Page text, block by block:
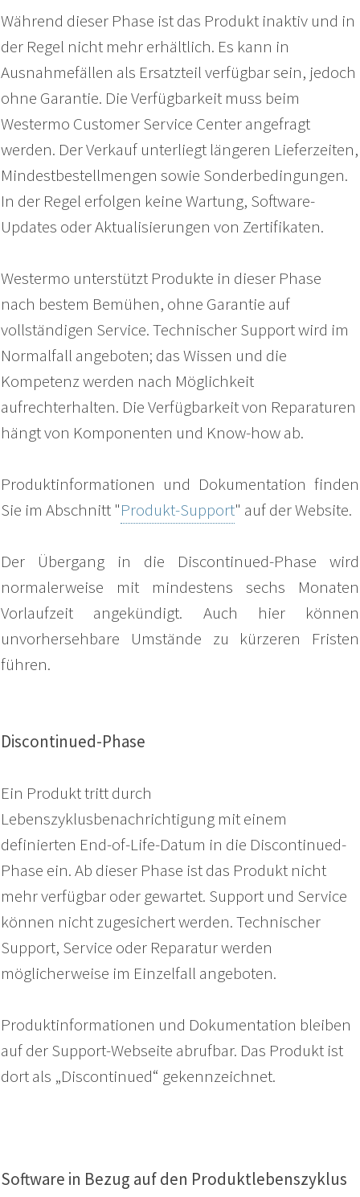
Während dieser Phase ist das Produkt inaktiv und in
der Regel nicht mehr erhältlich. Es kann in
Ausnahmefällen als Ersatzteil verfügbar sein, jedoch
ohne Garantie. Die Verfügbarkeit muss beim
Westermo Customer Service Center angefragt
werden. Der Verkauf unterliegt längeren Lieferzeiten,
Mindestbestellmengen sowie Sonderbedingungen.
In der Regel erfolgen keine Wartung, Software-
Updates oder Aktualisierungen von Zertifikaten.
Westermo unterstützt Produkte in dieser Phase
nach bestem Bemühen, ohne Garantie auf
vollständigen Service. Technischer Support wird im
Normalfall angeboten; das Wissen und die
Kompetenz werden nach Möglichkeit
aufrechterhalten. Die Verfügbarkeit von Reparaturen
hängt von Komponenten und Know-how ab.
Produktinformationen und Dokumentation finden
Sie im Abschnitt "Produkt-Support" auf der Website.
Der Übergang in die Discontinued-Phase wird
normalerweise mit mindestens sechs Monaten
Vorlaufzeit angekündigt. Auch hier können
unvorhersehbare Umstände zu kürzeren Fristen
führen.
Discontinued-Phase
Ein Produkt tritt durch
Lebenszyklusbenachrichtigung mit einem
definierten End-of-Life-Datum in die Discontinued-
Phase ein. Ab dieser Phase ist das Produkt nicht
mehr verfügbar oder gewartet. Support und Service
können nicht zugesichert werden. Technischer
Support, Service oder Reparatur werden
möglicherweise im Einzelfall angeboten.
Produktinformationen und Dokumentation bleiben
auf der Support-Webseite abrufbar. Das Produkt ist
dort als „Discontinued“ gekennzeichnet.
Software in Bezug auf den Produktlebenszyklus